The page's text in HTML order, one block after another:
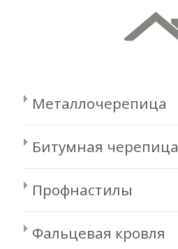
Металлочерепица
Битумная черепица
Профнастилы
Фальцевая кровля